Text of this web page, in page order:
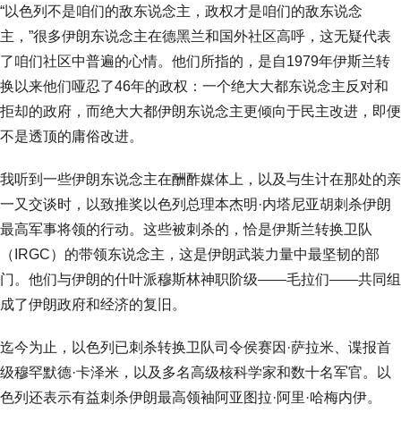
“以色列不是咱们的敌东说念主，政权才是咱们的敌东说念
主，”很多伊朗东说念主在德黑兰和国外社区高呼，这无疑代表
了咱们社区中普遍的心情。他们所指的，是自1979年伊斯兰转
换以来他们哑忍了46年的政权：一个绝大大都东说念主反对和
拒却的政府，而绝大大都伊朗东说念主更倾向于民主改进，即便
不是透顶的庸俗改进。
我听到一些伊朗东说念主在酬酢媒体上，以及与生计在那处的亲
一又交谈时，以致推奖以色列总理本杰明·内塔尼亚胡刺杀伊朗
最高军事将领的行动。这些被刺杀的，恰是伊斯兰转换卫队
（IRGC）的带领东说念主，这是伊朗武装力量中最坚韧的部
门。他们与伊朗的什叶派穆斯林神职阶级——毛拉们——共同组
成了伊朗政府和经济的复旧。
迄今为止，以色列已刺杀转换卫队司令侯赛因·萨拉米、谍报首
级穆罕默德·卡泽米，以及多名高级核科学家和数十名军官。以
色列还表示有益刺杀伊朗最高领袖阿亚图拉·阿里·哈梅内伊。